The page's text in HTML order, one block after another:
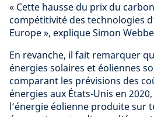
« Cette hausse du prix du
compétitivité des technologies
Europe », explique Simon
En revanche, il fait remarquer
énergies solaires et éoliennes
comparant les prévisions des
énergies aux États-Unis en
l’énergie éolienne produite sur